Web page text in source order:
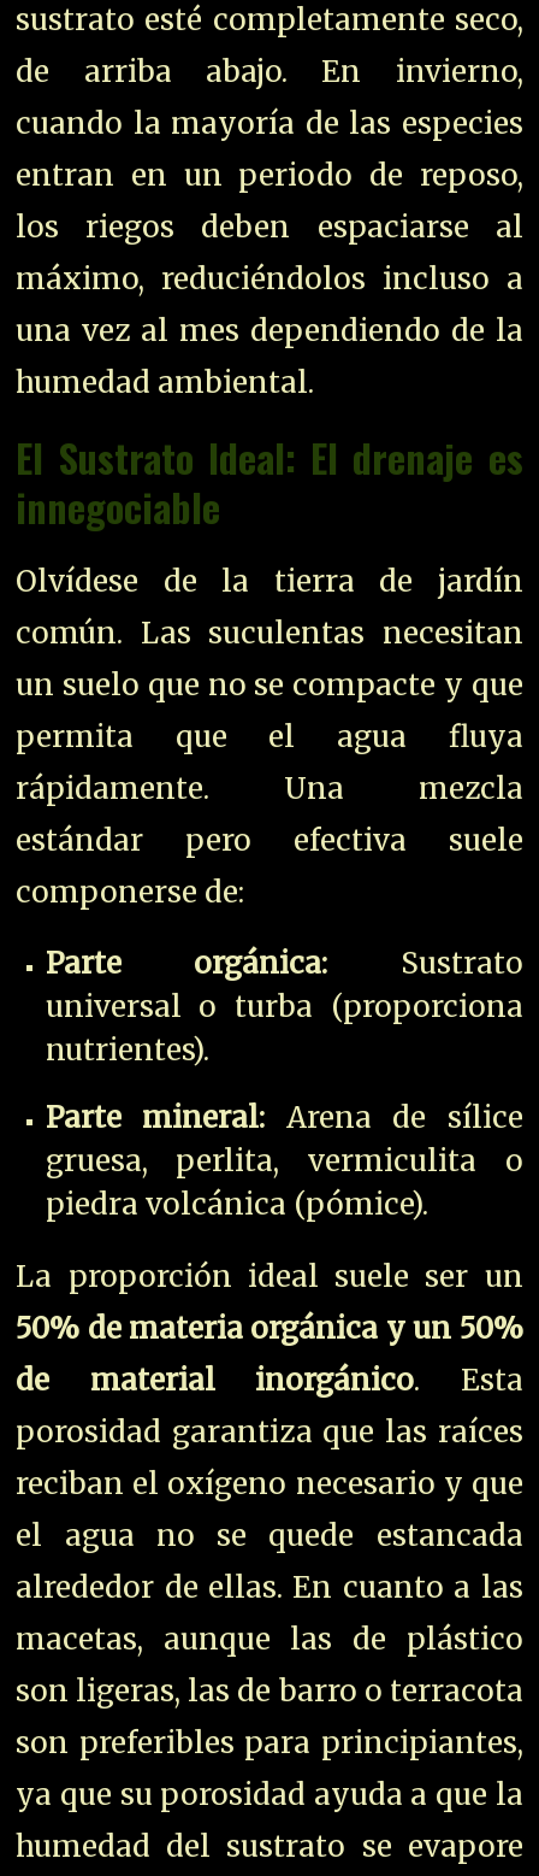
sustrato esté completamente seco,
de arriba abajo. En invierno,
cuando la mayoría de las especies
entran en un periodo de reposo,
los riegos deben espaciarse al
máximo, reduciéndolos incluso a
una vez al mes dependiendo de la
humedad ambiental.
El Sustrato Ideal: El drenaje es
innegociable
Olvídese de la tierra de jardín
común. Las suculentas necesitan
un suelo que no se compacte y que
permita que el agua fluya
rápidamente. Una mezcla
estándar pero efectiva suele
componerse de:
Parte orgánica: Sustrato
universal o turba (proporciona
nutrientes).
Parte mineral: Arena de sílice
gruesa, perlita, vermiculita o
piedra volcánica (pómice).
La proporción ideal suele ser un
50% de materia orgánica y un 50%
de material inorgánico. Esta
porosidad garantiza que las raíces
reciban el oxígeno necesario y que
el agua no se quede estancada
alrededor de ellas. En cuanto a las
macetas, aunque las de plástico
son ligeras, las de barro o terracota
son preferibles para principiantes,
ya que su porosidad ayuda a que la
humedad del sustrato se evapore